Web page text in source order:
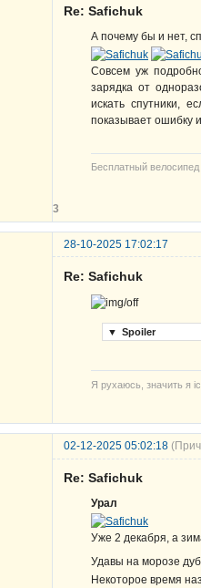
Re: Safichuk
А почему бы и нет,
Совсем уж
зарядка от
искать спутники,
показывает ошибку
Бесплатный
3
28-10-2025 17:02:17
Re: Safichuk
▼ Spoiler
Я рухаюсь, значить я
02-12-2025 05:02:18
Re: Safichuk
Урал
Уже 2 декабря, а
Удавы на морозе
Некоторое время